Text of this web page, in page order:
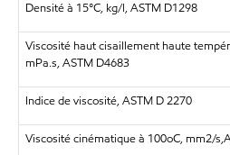
Densité à 15°C, kg/l, ASTM D1298
Viscosité haut cisaillement haute
mPa.s, ASTM D4683
Indice de viscosité, ASTM D 2270
Viscosité cinématique à 100oC, mm2/